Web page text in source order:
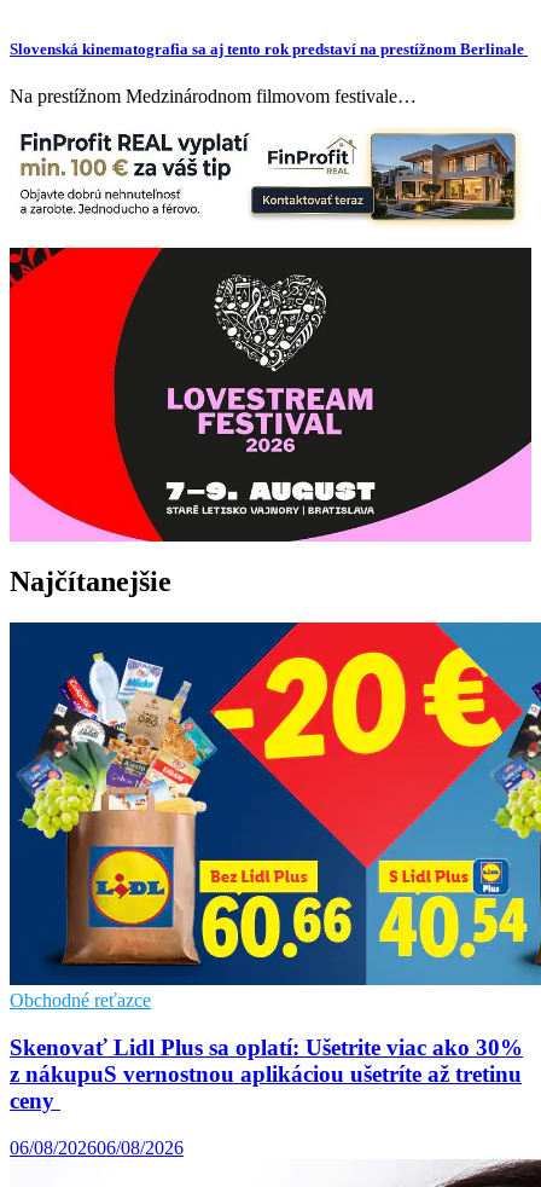
Slovenská kinematografia sa aj tento rok predstaví na prestížnom Berlinale
Na prestížnom Medzinárodnom filmovom festivale…
Najčítanejšie
Obchodné reťazce
Skenovať Lidl Plus sa oplatí: Ušetrite viac ako 30%
z nákupuS vernostnou aplikáciou ušetríte až tretinu
ceny
06/08/202606/08/2026